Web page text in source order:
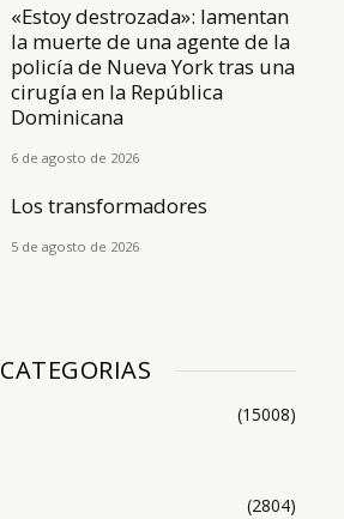
«Estoy destrozada»: lamentan
la muerte de una agente de la
policía de Nueva York tras una
cirugía en la República
Dominicana
6 de agosto de 2026
Los transformadores
5 de agosto de 2026
CATEGORIAS
(15008)
(2804)